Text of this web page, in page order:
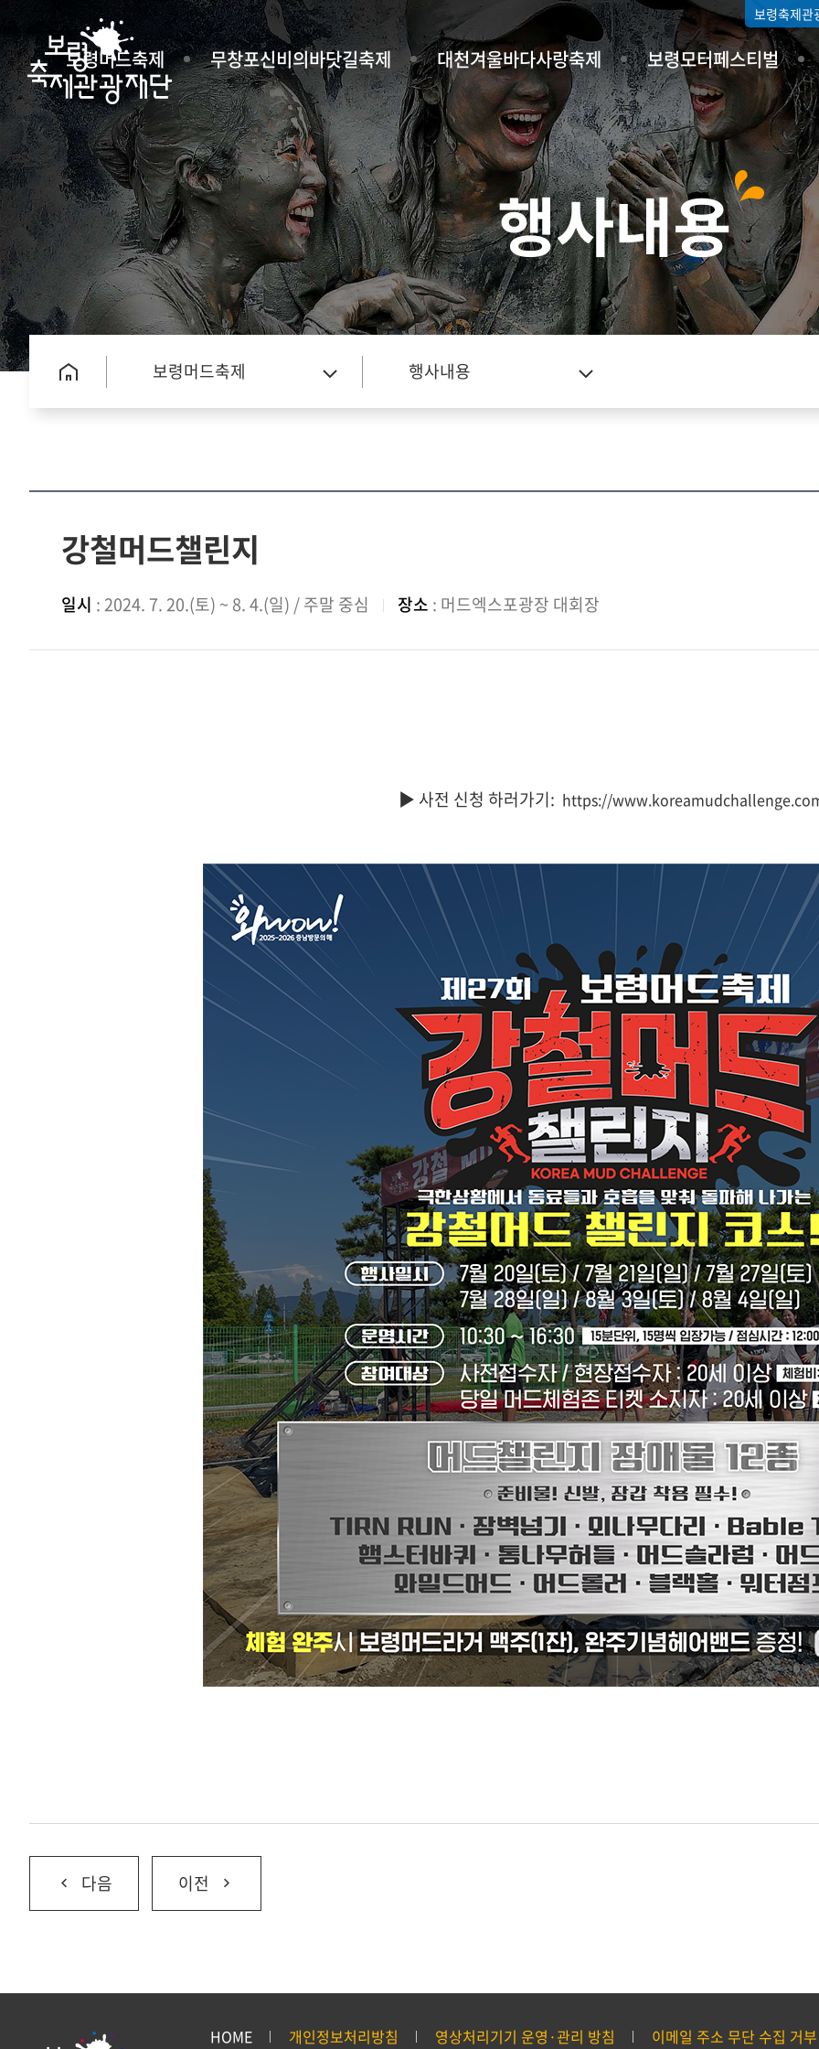
보령머드축제 무창포신비의바닷길축제 대천겨울바다사랑축제 보령모터페스티벌
보령축제관
행사내용
보령머드축제 행사내용
강철머드챌린지
일시 : 2024. 7. 20.(토) ~ 8. 4.(일) / 주말 중심 장소 : 머드엑스포광장 대회장
▶ 사전 신청 하러가기: https://
다음 이전
HOME 개인정보처리방침 영상처리기기 운영·관리 방침 이메일 주소 무단 수집 거부